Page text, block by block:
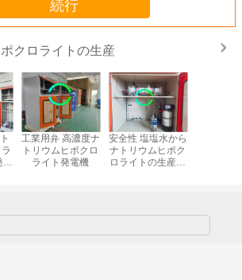
続行
クロライトの生産
電
工業用弁 高濃度ナ
トリウムヒポクロ
ライト発電機
安全性 塩塩水から
ナトリウムヒポク
ロライトの生産発